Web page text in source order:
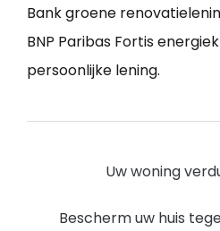
Bank groene
BNP Paribas Fortis
persoonlijke lening.
Uw woning
Bescherm uw huis